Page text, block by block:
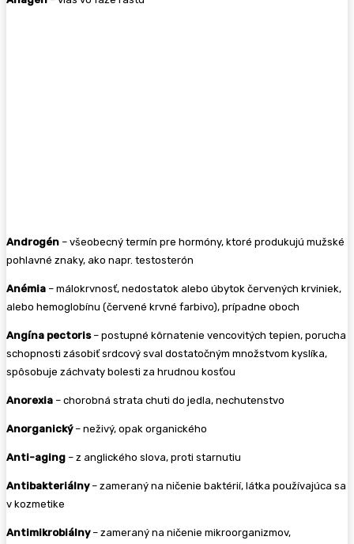
Androgén – všeobecný termín pre hormóny, ktoré produkujú mužské
pohlavné znaky, ako napr. testosterón
Anémia – málokrvnosť, nedostatok alebo úbytok červených krviniek,
alebo hemoglobínu (červené krvné farbivo), prípadne oboch
Angína pectoris– postupné kôrnatenie vencovitých tepien, porucha
schopnosti zásobiť srdcový sval dostatočným množstvom kyslíka,
spôsobuje záchvaty bolesti za hrudnou kosťou
Anorexia – chorobná strata chuti do jedla, nechutenstvo
Anorganický– neživý, opak organického
Anti-aging – z anglického slova, proti starnutiu
Antibakteriálny– zameraný na ničenie baktérií, látka používajúca sa
v kozmetike
Antimikrobiálny– zameraný na ničenie mikroorganizmov,